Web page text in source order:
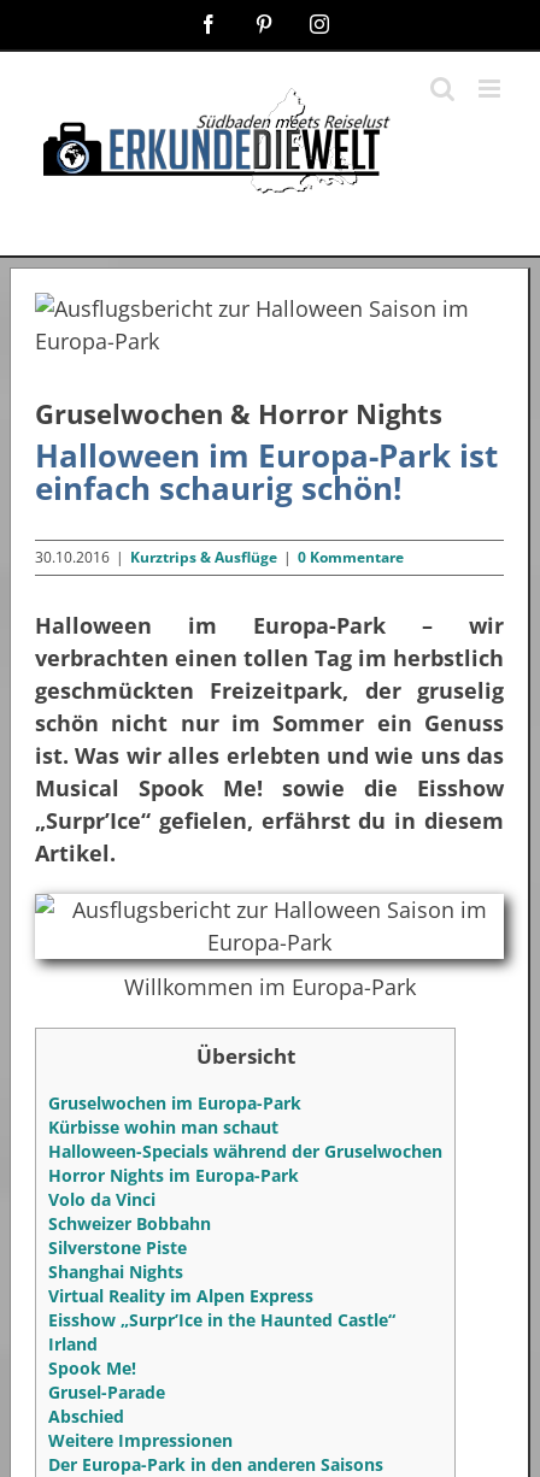
Inhalt
FacebookPinterestInstagram
Gruselwochen & Horror Nights
Halloween im Europa-Park ist
einfach schaurig schön!
30.10.2016 | Kurztrips & Ausflüge | 0 Kommentare
Halloween im Europa-Park – wir
verbrachten einen tollen Tag im herbstlich
geschmückten Freizeitpark, der gruselig
schön nicht nur im Sommer ein Genuss
ist. Was wir alles erlebten und wie uns das
Musical Spook Me! sowie die Eisshow
„Surpr’Ice“ gefielen, erfährst du in diesem
Artikel.
Willkommen im Europa-Park
Übersicht
Gruselwochen im Europa-Park
Kürbisse wohin man schaut
Halloween-Specials während der Gruselwochen
Horror Nights im Europa-Park
Volo da Vinci
Schweizer Bobbahn
Silverstone Piste
Shanghai Nights
Virtual Reality im Alpen Express
Eisshow „Surpr’Ice in the Haunted Castle“
Irland
Spook Me!
Grusel-Parade
Abschied
Weitere Impressionen
Der Europa-Park in den anderen Saisons